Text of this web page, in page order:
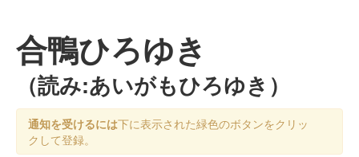
合鴨ひろゆき
（読み:あいがもひろゆき）
通知を受けるには下に表示された緑色のボタンをクリッ
クして登録。